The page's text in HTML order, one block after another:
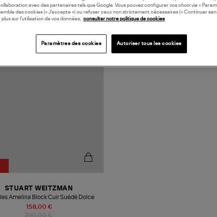
158,00 €
STUART WEITZMAN
Amelina Block Cuir Suédé Dolce
avec des partenaires tels que Google. Vous pouvez configurer vos choix via «
des cookies (« J’accepte ») ou refuser ceux non strictement nécessaires (« Continuer
plus sur l’utilisation de vos données,
consulter notre politique de cookies
Paramètres des cookies Autoriser tous les cookies